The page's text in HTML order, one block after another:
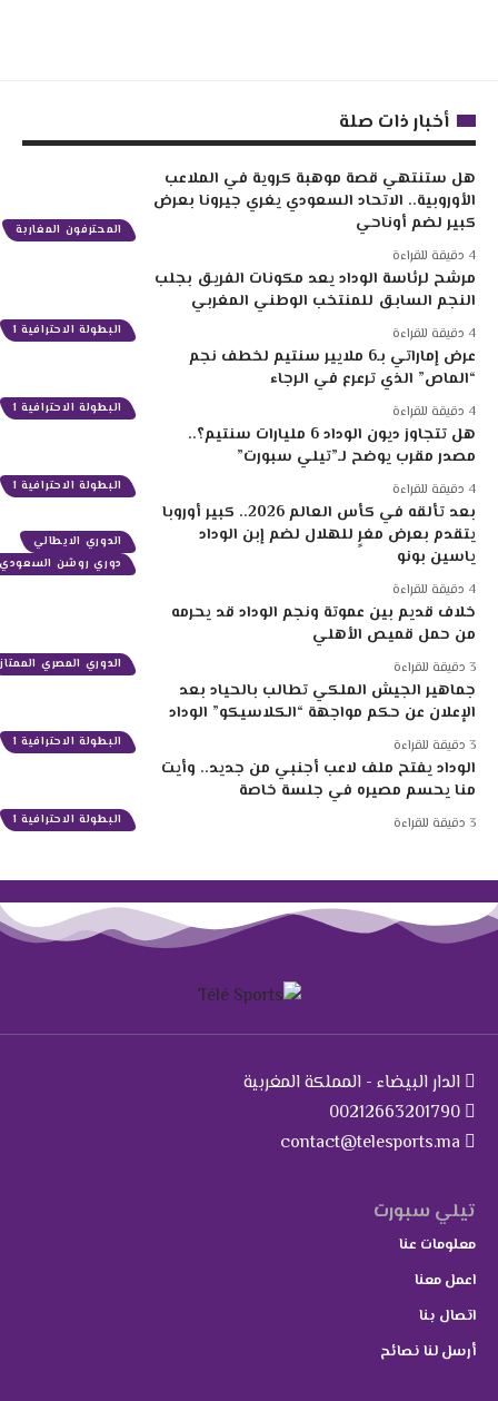
أخبار ذات صلة
المحترفون المغاربة
هل ستنتهي قصة موهبة كروية في الملاعب
الأوروبية.. الاتحاد السعودي يغري جيرونا بعرض
كبير لضم أوناحي
البطولة الاحترافية 1
مرشح لرئاسة الوداد يعد مكونات الفريق بجلب
النجم السابق للمنتخب الوطني المغربي
البطولة الاحترافية 1
عرض إماراتي بـ6 ملايير سنتيم لخطف نجم
“الماص” الذي ترعرع في الرجاء
البطولة الاحترافية 1
هل تتجاوز ديون الوداد 6 مليارات سنتيم؟..
مصدر مقرب يوضح لـ”تيلي سبورت”
الدوري الايطالي
دوري روشن السعودي
بعد تألقه في كأس العالم 2026.. كبير أوروبا
يتقدم بعرض مغرٍ للهلال لضم إبن الوداد
ياسين بونو
الدوري المصري الممتاز
خلاف قديم بين عموتة ونجم الوداد قد يحرمه
من حمل قميص الأهلي
البطولة الاحترافية 1
جماهير الجيش الملكي تطالب بالحياد بعد
الإعلان عن حكم مواجهة “الكلاسيكو” الوداد
البطولة الاحترافية 1
الوداد يفتح ملف لاعب أجنبي من جديد.. وأيت
منا يحسم مصيره في جلسة خاصة
الدار البيضاء - المملكة المغربية
00212663201790
contact@telesports.ma
تيلي سبورت
معلومات عنا
اعمل معنا
اتصال بنا
أرسل لنا نصائح